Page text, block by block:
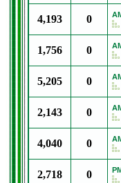
0
4,193
0
1,756
0
5,205
0
2,143
0
4,040
0
2,718